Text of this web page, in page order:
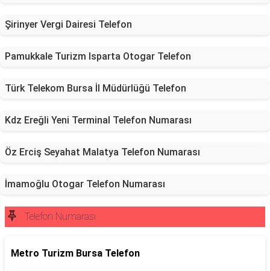
Şirinyer Vergi Dairesi Telefon
Pamukkale Turizm Isparta Otogar Telefon
Türk Telekom Bursa İl Müdürlüğü Telefon
Kdz Ereğli Yeni Terminal Telefon Numarası
Öz Erciş Seyahat Malatya Telefon Numarası
İmamoğlu Otogar Telefon Numarası
Telefon Numarası
Metro Turizm Bursa Telefon